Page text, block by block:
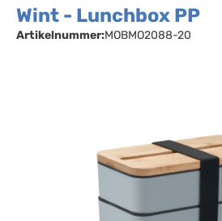
Wint - Lunchbox PP
Artikelnummer:MOBMO2088-20